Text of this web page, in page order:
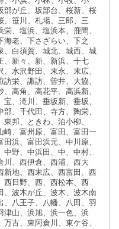
部が丘、坂部台、桜新、桜
、笹川、札場、三郎、三
栄、塩浜、塩浜本、鹿間、
海老、下さざらい、下之
、白須賀、城北、城西、城
、新々、新、新浜、十七
、水沢野田、末永、末広、
訪栄、諏訪、曽井、大協、
、高角、高花平、高浜新、
宝、滝川、垂坂新、垂坂、
部、千代田、寺方、陶栄、
東邦、ときわ、泊小柳、
崎、富州原、富田、富田一
田浜、富田浜元、中川原、
中野、中浜田、中、中村、
川、西伊倉、西浦、西大
新地、西末広、西富田、西
西日野、西、西松本、西
、波木が丘、波木、波木南
、八王子、八幡、八田、羽
津山、浜旭、浜一色、浜
万古、東阿倉川、東ケ谷、